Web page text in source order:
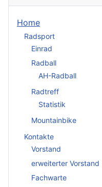
Home
Radsport
Einrad
Radball
AH-Radball
Radtreff
Statistik
Mountainbike
Kontakte
Vorstand
erweiterter Vorstand
Fachwarte